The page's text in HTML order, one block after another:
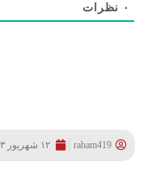
۰ نظرات
raham419 ۱۲ شهریور ۱۴۰۳